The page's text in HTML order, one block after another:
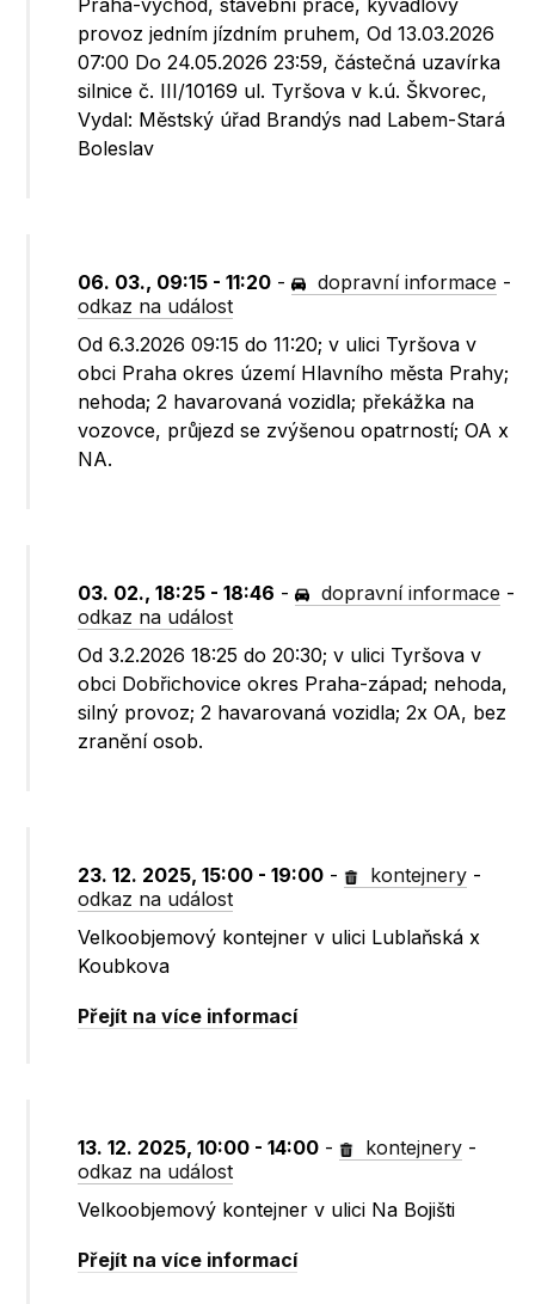
Praha-východ, stavební práce, kyvadlový
provoz jedním jízdním pruhem, Od 13.03.2026
07:00 Do 24.05.2026 23:59, částečná uzavírka
silnice č. III/10169 ul. Tyršova v k.ú. Škvorec,
Vydal: Městský úřad Brandýs nad Labem-Stará
Boleslav
06. 03., 09:15 - 11:20 - dopravní informace -
odkaz na událost
Od 6.3.2026 09:15 do 11:20; v ulici Tyršova v
obci Praha okres území Hlavního města Prahy;
nehoda; 2 havarovaná vozidla; překážka na
vozovce, průjezd se zvýšenou opatrností; OA x
NA.
03. 02., 18:25 - 18:46 - dopravní informace -
odkaz na událost
Od 3.2.2026 18:25 do 20:30; v ulici Tyršova v
obci Dobřichovice okres Praha-západ; nehoda,
silný provoz; 2 havarovaná vozidla; 2x OA, bez
zranění osob.
23. 12. 2025, 15:00 - 19:00 - kontejnery -
odkaz na událost
Velkoobjemový kontejner v ulici Lublaňská x
Koubkova
Přejít na více informací
13. 12. 2025, 10:00 - 14:00 - kontejnery -
odkaz na událost
Velkoobjemový kontejner v ulici Na Bojišti
Přejít na více informací